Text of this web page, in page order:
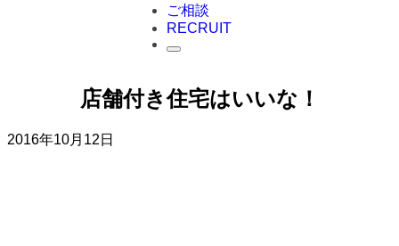
ご相談
RECRUIT
店舗付き住宅はいいな！
2016年10月12日